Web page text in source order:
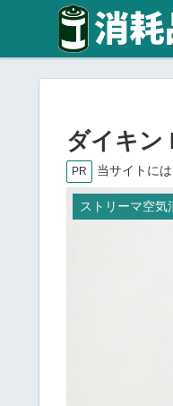
ダイキン
PR 当サイトに
ストリーマ空気